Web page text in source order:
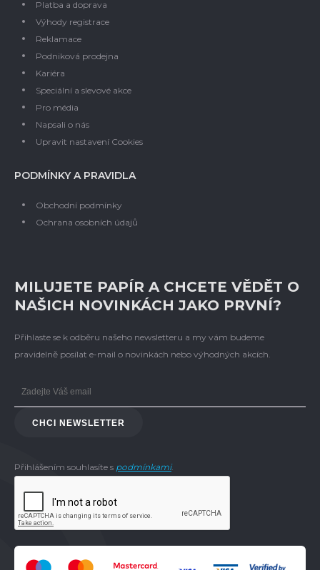
Platba a doprava
Výhody registrace
Reklamace
Podniková prodejna
Kariéra
Speciální a slevové akce
Pro média
Napsali o nás
Upravit nastavení Cookies
PODMÍNKY A PRAVIDLA
Obchodní podmínky
Ochrana osobních údajů
MILUJETE PAPÍR A CHCETE VĚDĚT O
NAŠICH NOVINKÁCH JAKO PRVNÍ?
Přihlaste se k odběru našeho newsletteru a my vám budeme
pravidelně posílat e-mail o novinkách nebo výhodných akcích.
CHCI NEWSLETTER
Přihlášením souhlasíte s podmínkami.